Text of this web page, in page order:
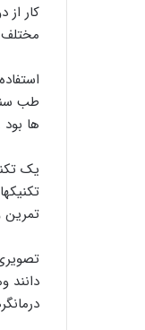
کار
طب
ها
یک
تمرین
دانند